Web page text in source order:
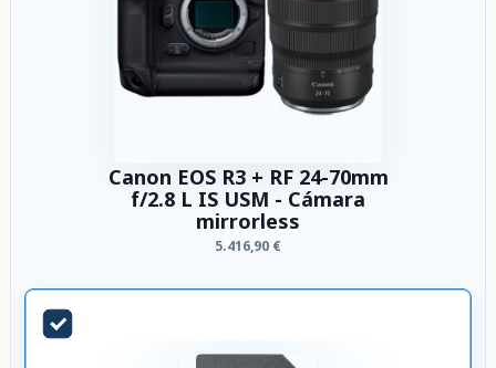
Canon EOS R3 + RF 24-70mm
f/2.8 L IS USM - Cámara
mirrorless
5.416,90 €